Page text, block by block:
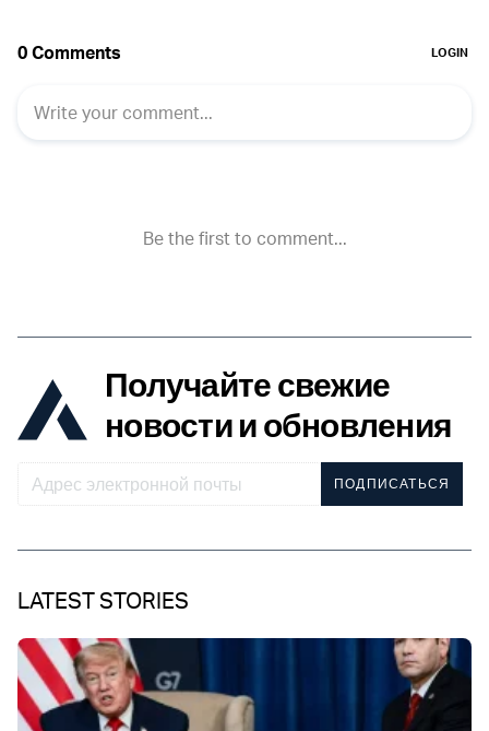
Получайте свежие
новости и обновления
ПОДПИСАТЬСЯ
LATEST STORIES